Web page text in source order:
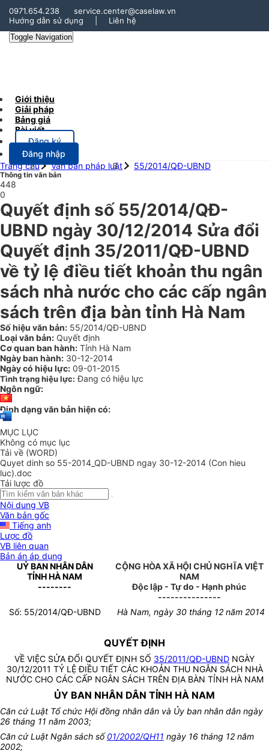
0971.654.238
service.center@caselaw.vn
Hướng dẫn sử dụng
Liên hệ
Toggle Navigation
Giới thiệu
Giải pháp
Bảng giá
Bài viết
Đăng ký
Đăng nhập
Trang chủ
Văn bản pháp luật 55/2014/QĐ-UBND
Thông tin văn bản
448
0
Quyết định số 55/2014/QĐ-
UBND ngày 30/12/2014 Sửa đổi
Quyết định 35/2011/QĐ-UBND
về tỷ lệ điều tiết khoản thu ngân
sách nhà nước cho các cấp ngân
sách trên địa bàn tỉnh Hà Nam
Số hiệu văn bản: 55/2014/QĐ-UBND
Loại văn bản: Quyết định
Cơ quan ban hành: Tỉnh Hà Nam
Ngày ban hành: 30-12-2014
Ngày có hiệu lực: 09-01-2015
Tình trạng hiệu lực: Đang có hiệu lực
Ngôn ngữ:
Định dạng văn bản hiện có:
MỤC LỤC
Không có mục lục
Tải về (WORD)
Quyet dinh so 55-2014_QD-UBND ngay 30-12-2014 (Con hieu
luc).doc
Tải lược đồ
Nội dung VB
Văn bản gốc
Tiếng anh
Lược đồ
VB liên quan
Bản án áp dụng
UỶ BAN NHÂN DÂN
TỈNH HÀ NAM
--------
CỘNG HÒA XÃ HỘI CHỦ NGHĨA VIỆT
NAM
Độc lập - Tự do - Hạnh phúc
---------------
Số: 55/2014/QĐ-UBND Hà Nam, ngày 30 tháng 12 năm 2014
QUYẾT ĐỊNH
VỀ VIỆC SỬA ĐỔI QUYẾT ĐỊNH SỐ 35/2011/QĐ-UBND NGÀY
30/12/2011 TỶ LỆ ĐIỀU TIẾT CÁC KHOẢN THU NGÂN SÁCH NHÀ
NƯỚC CHO CÁC CẤP NGÂN SÁCH TRÊN ĐỊA BÀN TỈNH HÀ NAM
ỦY BAN NHÂN DÂN TỈNH HÀ NAM
Căn cứ Luật Tổ chức Hội đồng nhân dân và Ủy ban nhân dân ngày
26 tháng 11 năm 2003;
Căn cứ Luật Ngân sách số01/2002/QH11 ngày 16 tháng 12 năm
2002;